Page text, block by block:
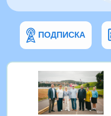
ПОДПИСКА